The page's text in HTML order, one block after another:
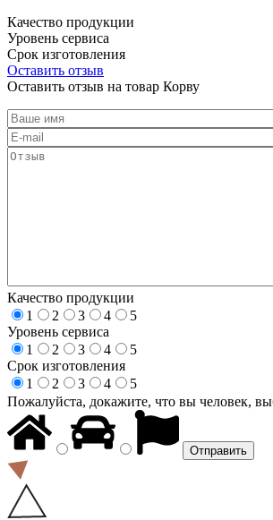
Качество продукции
Уровень сервиса
Срок изготовления
Оставить отзыв
Оставить отзыв на товар Корву
Качество продукции
1
2 3 4
5
Уровень сервиса
1
2 3 4
5
Срок изготовления
1
2 3 4
5
Пожалуйста, докажите, что вы человек,